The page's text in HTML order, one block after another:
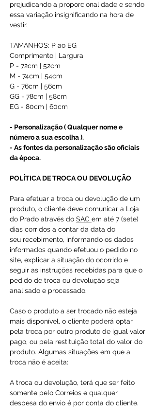
prejudicando a proporcionalidade e sendo
essa variação insignificando na hora de
vestir.
TAMANHOS: P ao EG
Comprimento | Largura
P - 72cm | 52cm
M - 74cm | 54cm
G - 76cm | 56cm
GG - 78cm | 58cm
EG - 80cm | 60cm
- Personalização ( Qualquer nome e
número a sua escolha ).
- As fontes da personalização são oficiais
da época.
POLÍTICA DE TROCA OU DEVOLUÇÃO
Para efetuar a troca ou devolução de um
produto, o cliente deve comunicar a Loja
do Prado através do SAC em até 7 (sete)
dias corridos a contar da data do
seu recebimento, informando os dados
informados quando efetuou o pedido no
site, explicar a situação do ocorrido e
seguir as instruções recebidas para que o
pedido de troca ou devolução seja
analisado e processado.
Caso o produto a ser trocado não esteja
mais disponível, o cliente poderá optar
pela troca por outro produto de igual valor
pago, ou pela restituição total do valor do
produto. Algumas situações em que a
troca não é aceita:
A troca ou devolução, terá que ser feito
somente pelo Correios e qualquer
despesa do envio é por conta do cliente.